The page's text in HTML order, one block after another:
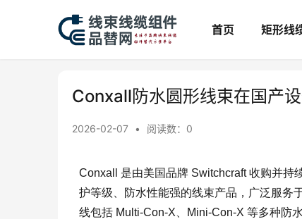
首页 矩形线
Conxall防水圆形线束在国产
2026-02-07 • 阅读数： 0
Conxall 是由美国品牌 Switchcraft 收购并持
护等级、防水性能强的线束产品，广泛服务
线包括 Multi‑Con‑X、Mini‑Con‑X 等多种